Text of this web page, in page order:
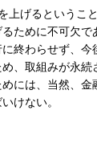
上げるというこ
ために不可欠で
終わらせず、今
、取組みが永
には、当然、
けない。